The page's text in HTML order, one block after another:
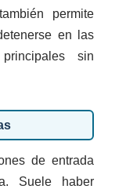
permite
en las
sin
de entrada
Suele haber